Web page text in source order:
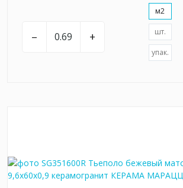
– +
м2
шт.
упак.